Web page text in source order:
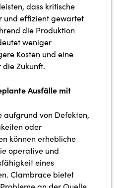
dass kritische
und effizient gewartet
die Produktion
weniger
Kosten und eine
die Zukunft.
Ausfälle mit
aufgrund von Defekten,
oder
können erhebliche
operative und
eines
Clambrace bietet